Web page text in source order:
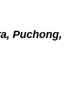
Puchong,